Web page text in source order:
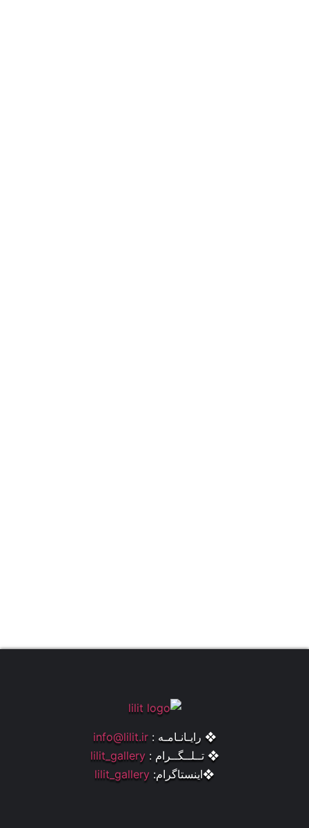
❖ رایـانـامـه : info@lilit.ir
❖ تــلــگــرام : lilit_gallery
❖اینستاگرام: lilit_gallery